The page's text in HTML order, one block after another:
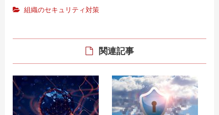
組織のセキュリティ対策
関連記事